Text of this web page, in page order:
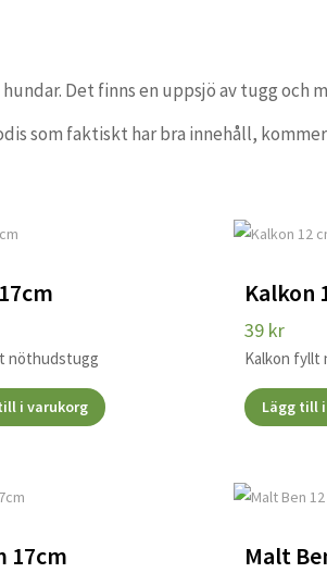
Det finns en uppsjö av tugg
som faktiskt har bra innehåll,
nöthudstugg
i varukorg
Kalkon
39 kr
Kalkon fyllt
Lägg till
17cm Malt